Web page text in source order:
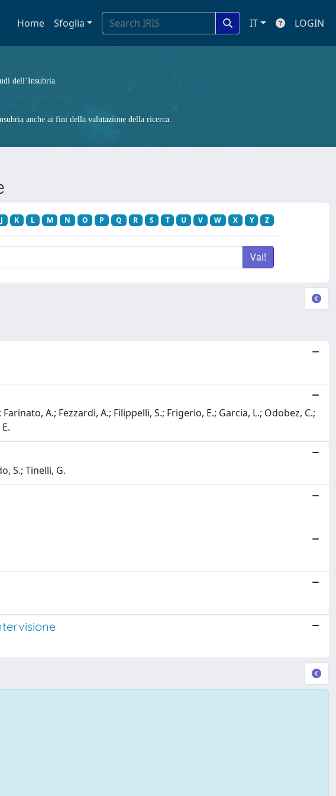
Home Sfoglia IT LOGIN
dell’Insubria.
anche ai fini della valutazione della ricerca.
J K L M N O P Q R S T U V W X Y Z
A.; Fezzardi, A.; Filippelli, S.; Frigerio, E.; Garcia, L.; Odobez, C.;
S.; Tinelli, G.